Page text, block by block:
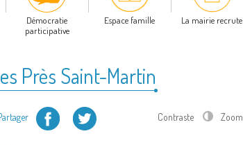
Démocratie
participative
Espace famille La mairie recrute
Près Saint-Martin
Facebook Twitter Contraste Zoom